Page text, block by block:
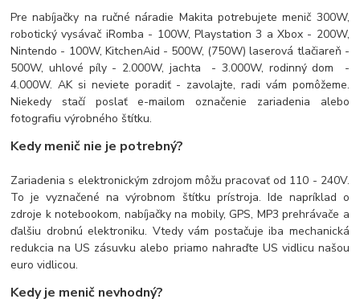
Pre nabíjačky na ručné náradie Makita potrebujete menič 300W,
robotický vysávač iRomba - 100W, Playstation 3 a Xbox - 200W,
Nintendo - 100W, KitchenAid - 500W, (750W) laserová tlačiareň -
500W, uhlové píly - 2.000W, jachta - 3.000W, rodinný dom -
4.000W. AK si neviete poradiť - zavolajte, radi vám pomôžeme.
Niekedy stačí poslať e-mailom označenie zariadenia alebo
fotografiu výrobného štítku.
Kedy menič nie je potrebný?
Zariadenia s elektronickým zdrojom môžu pracovať od 110 - 240V.
To je vyznačené na výrobnom štítku prístroja. Ide napríklad o
zdroje k notebookom, nabíjačky na mobily, GPS, MP3 prehrávače a
ďalšiu drobnú elektroniku. Vtedy vám postačuje iba mechanická
redukcia na US zásuvku alebo priamo nahraďte US vidlicu našou
euro vidlicou.
Kedy je menič nevhodný?